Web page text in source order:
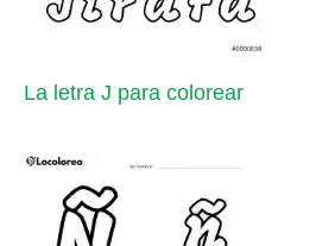
La letra J para colorear